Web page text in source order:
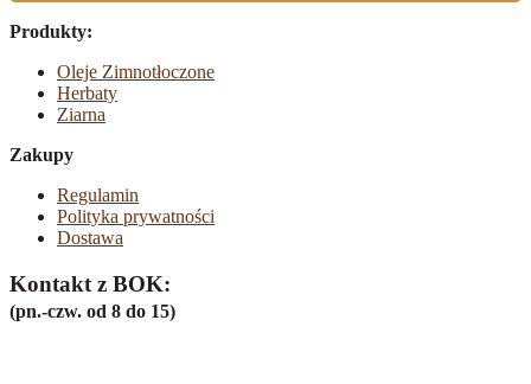
Produkty:
Oleje Zimnotłoczone
Herbaty
Ziarna
Zakupy
Regulamin
Polityka prywatności
Dostawa
Kontakt z BOK:
(pn.-czw. od 8 do 15)